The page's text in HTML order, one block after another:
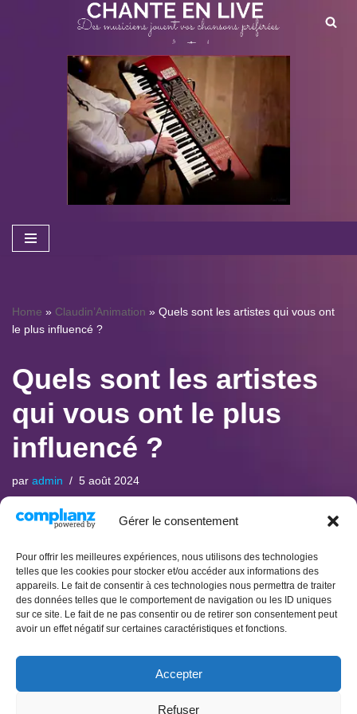
Gérer le consentement
Pour offrir les meilleures expériences, nous utilisons des technologies
telles que les cookies pour stocker et/ou accéder aux informations des
appareils. Le fait de consentir à ces technologies nous permettra de traiter
des données telles que le comportement de navigation ou les ID uniques
sur ce site. Le fait de ne pas consentir ou de retirer son consentement peut
avoir un effet négatif sur certaines caractéristiques et fonctions.
Accepter
Refuser
Home » Claudin’Animation » Quels sont les artistes qui vous ont
le plus influencé ?
Quels sont les artistes
qui vous ont le plus
influencé ?
par admin 5 août 2024
U2, Beatles, Pink Floyd, William Sheller, toute la variété
française et anglosaxone.